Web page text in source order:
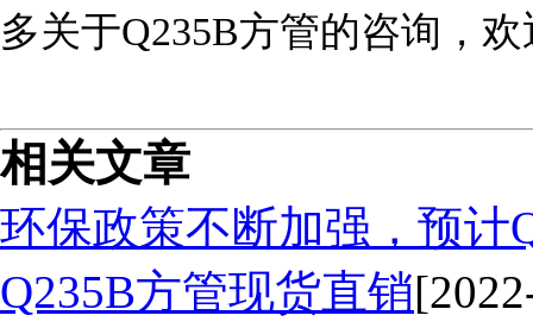
多关于Q235B方管的咨询，
相关文章
环保政策不断加强，预
Q235B方管现货直销